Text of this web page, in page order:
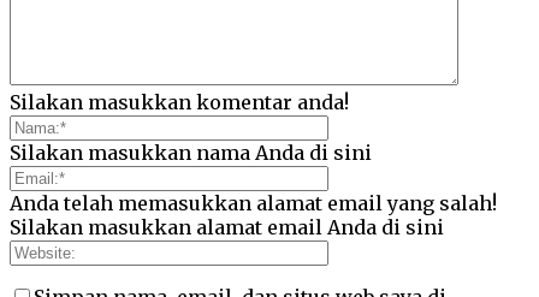
Silakan masukkan komentar anda!
Silakan masukkan nama Anda di sini
Anda telah memasukkan alamat email yang salah!
Silakan masukkan alamat email Anda di sini